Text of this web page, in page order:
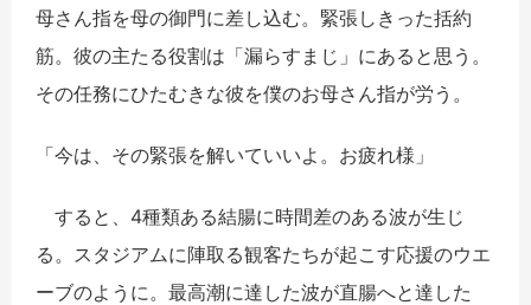
母さん指を母の御門に差し込む。緊張しきった括約
筋。彼の主たる役割は「漏らすまじ」にあると思う。
その任務にひたむきな彼を僕のお母さん指が労う。
「今は、その緊張を解いていいよ。お疲れ様」
すると、4種類ある結腸に時間差のある波が生じ
る。スタジアムに陣取る観客たちが起こす応援のウエ
ーブのように。最高潮に達した波が直腸へと達した